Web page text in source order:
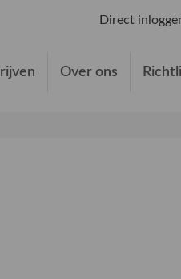
Direct
Over ons